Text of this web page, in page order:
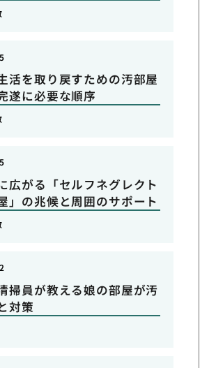
活を取り戻すための汚部屋
遂に必要な順序
広がる「セルフネグレクト
」の兆候と周囲のサポート
掃員が教える娘の部屋が汚
対策